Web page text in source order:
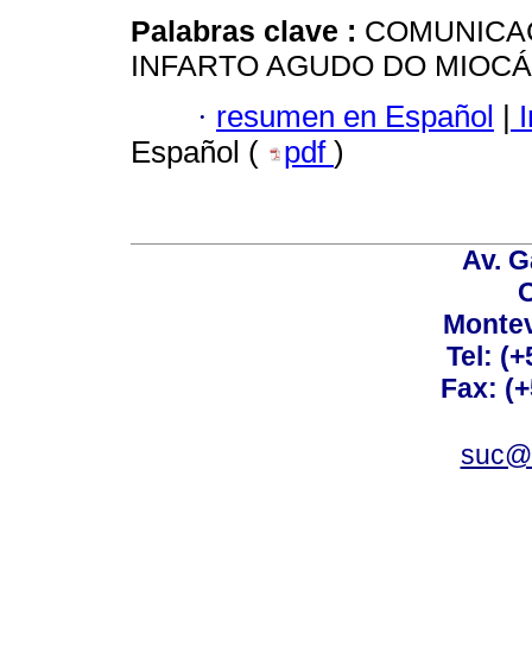
Palabras clave :
INFARTO AGUDO DO
· resumen en Español |
Español (
pdf )
Av.
Tel:
Fax: